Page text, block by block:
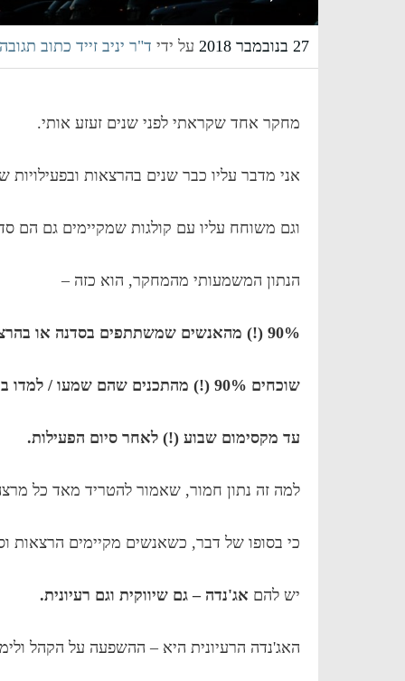
27 בנובמבר 2018 על ידי ד"ר יניב זייד כתוב תגובה
מחקר אחד שקראתי לפני שנים זעזע אותי.
אני מדבר עליו כבר שנים בהרצאות ובפעילויות
וגם משוחח עליו עם קולגות שמקיימים גם הם
הנתון המשמעותי מהמחקר, הוא כזה –
90% (!) מהאנשים שמשתתפים בסדנה או בהרצאה,
שוכחים 90% (!) מהתכנים שהם שמעו / למדו באותה סדנה / הרצאה,
עד מקסימום שבוע (!) לאחר סיום הפעילות.
למה זה נתון חמור, שאמור להטריד מאד כל
כי בסופו של דבר, כשאנשים מקיימים הרצאות
יש להם אג'נדה – גם שיווקית וגם רעיונית.
האג'נדה הרעיונית היא – ההשפעה על הקהל